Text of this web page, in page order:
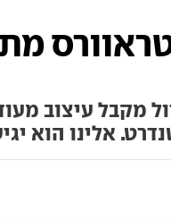
מקבל עיצוב
אלינו הוא יגיע